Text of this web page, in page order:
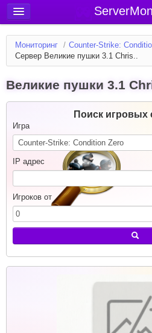
ServerMon
Добавить сервер
Мониторинг серверов
Форум
Вход в аккаунт
Мониторинг / Counter-Strike:
Сервер Великие пушки 3.1 Chris..
Великие пушки 3.1
Поиск игровых
Игра
IP адрес
Игроков от